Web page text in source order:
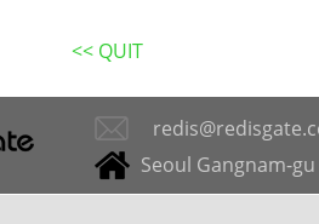
<< QUIT
Seoul Gangnam-